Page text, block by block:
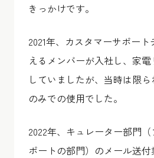
きっかけです。
2021年、カスタマーサポー
えるメンバーが入社し、家
していましたが、当時は限
のみでの使用でした。
2022年、キュレーター部門
ポートの部門）のメール送